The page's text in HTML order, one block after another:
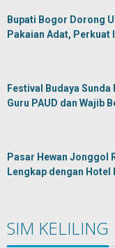
Bupati Bogor Dorong
Pakaian Adat, Perkuat
Festival Budaya
Guru PAUD dan Wajib
Pasar Hewan Jonggol
Lengkap dengan Hotel
SIM KELILING